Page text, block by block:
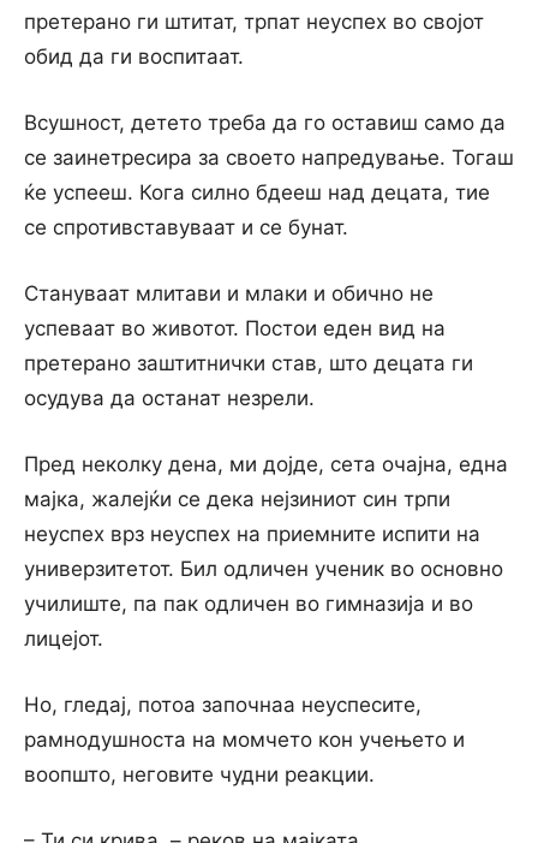
претерано ги штитат, трпат неуспех во својот
обид да ги воспитаат.
Всушност, детето треба да го оставиш само да
се заинетресира за своето напредување. Тогаш
ќе успееш. Кога силно бдееш над децата, тие
се спротивставуваат и се бунат.
Стануваат млитави и млаки и обично не
успеваат во животот. Постои еден вид на
претерано заштитнички став, што децата ги
осудува да останат незрели.
Пред неколку дена, ми дојде, сета очајна, една
мајка, жалејќи се дека нејзиниот син трпи
неуспех врз неуспех на приемните испити на
универзитетот. Бил одличен ученик во основно
училиште, па пак одличен во гимназија и во
лицејот.
Но, гледај, потоа започнаа неуспесите,
рамнодушноста на момчето кон учењето и
воопшто, неговите чудни реакции.